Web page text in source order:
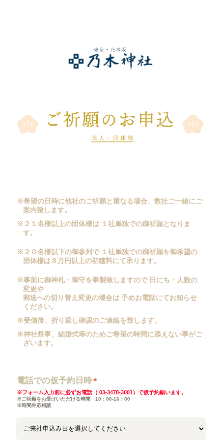
※希望の日時に他社のご祈願と重なる場合、数社ご一緒にご
案内致します。
※２１名様以上の団体様は １社単独での御祈願となりま
す。
※２０名様以下の御参列で １社単独での御祈願を御希望の
団体様は８万円以上の初穂料にて承ります。
※事前に御神札・御守を奉製致しますので 日にち・人数の
変更や
郵送への切り替え変更の場合は 予めお電話にてお知らせ
ください。
※受信後、折り返し確認のご連絡を致します。
※神社祭事、結婚式等のためご希望の時間に添えない事がご
ざいます。
電話での仮予約日時*
※フォーム入力前に必ずお電話（ 03-3478-3001）で仮予約願います。
※ご祈願をお受けいただける時間 10：00-16：00
※時間外応相談